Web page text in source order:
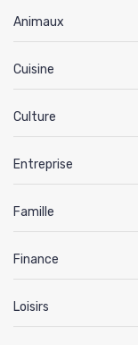
Animaux
Cuisine
Culture
Entreprise
Famille
Finance
Loisirs